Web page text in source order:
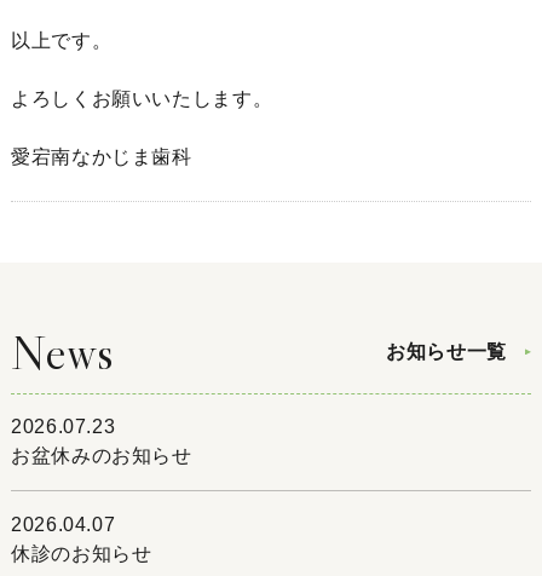
以上です。
よろしくお願いいたします。
愛宕南なかじま歯科
News お知らせ一覧
2026.07.23
お盆休みのお知らせ
2026.04.07
休診のお知らせ